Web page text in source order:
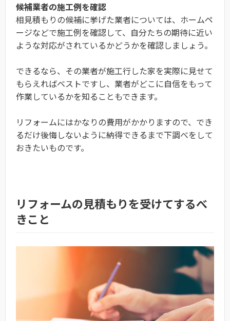
候補業者の施工例を確認
相見積もりの候補に挙げた業者については、ホームペ
ージなどで施工例を確認して、自分たちの期待に近い
ような対応がされているかどうかを確認しましょう。
できるなら、その業者が施工行した家を実際に見せて
もらえればベストですし、業者がどこに自信をもって
作業しているかを知ることもできます。
リフォームにはかなりの費用がかかりますので、でき
るだけ後悔しないように納得できるまで下調べをして
おきたいものです。
リフォームの見積もりを受けてするべ
きこと